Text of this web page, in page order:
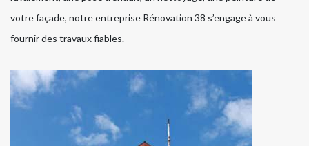
votre façade, notre entreprise Rénovation 38 s’engage à vous
fournir des travaux fiables.